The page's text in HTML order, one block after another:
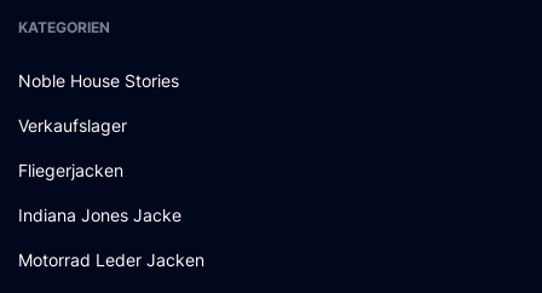
KATEGORIEN
Noble House Stories
Verkaufslager
Fliegerjacken
Indiana Jones Jacke
Motorrad Leder Jacken